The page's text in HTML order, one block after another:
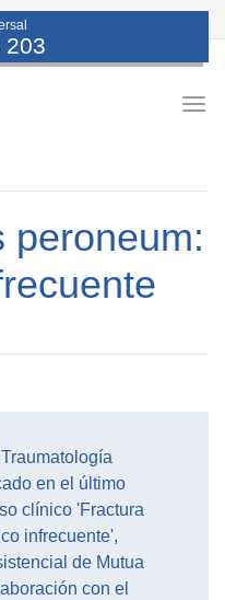
203
peroneum:
en el último
clínico 'Fractura
infrecuente',
de Mutua
con el